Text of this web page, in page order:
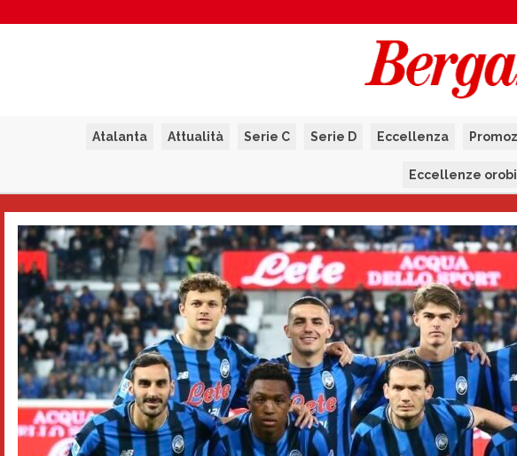
Atalanta Attualità Serie C Serie D Eccellenza
Eccellenze